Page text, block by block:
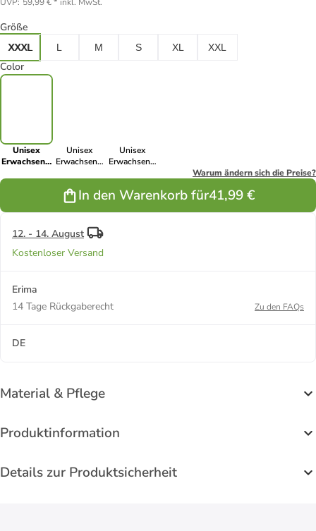
Größe
XXXL L M S XL XXL
Color
Unisex
Erwachsene,
curacao/schwarz
Unisex
Erwachsene,
GK in
gelb/schwarz
Unisex
Erwachsene,
GK in
Warum ändern sich die Preise?
In den Warenkorb für41,99 €
12. - 14. August
Kostenloser Versand
Erima
14 Tage Rückgaberecht
Zu den FAQs
DE
Material & Pflege
Produktinformation
Details zur Produktsicherheit